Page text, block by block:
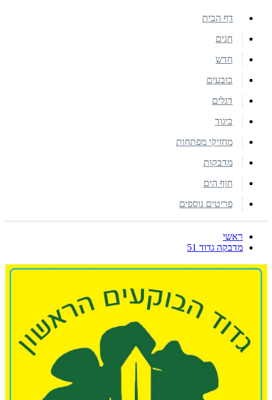
דף הבית
חגים
חדש
כובעים
דגלים
ביגוד
מחזיקי מפתחות
מדבקות
חוף הים
פריטים נוספים
ראשי
מדבקה גדוד 51